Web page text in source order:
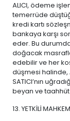
ALICI, ödeme
temerrüde
kredi kartı
bankaya karşı
eder. Bu
doğacak
edebilir ve her
düşmesi halinde,
SATICI’nın
beyan ve
13. YETKİLİ